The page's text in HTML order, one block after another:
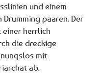
und einem
paaren. Der
einer herrlich
die dreckige
mit
ab.